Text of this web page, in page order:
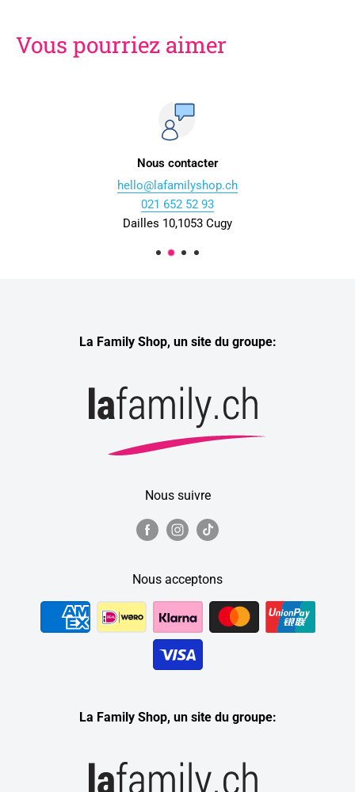
Vous pourriez aimer
Nous contacter
hello@lafamilyshop.ch
021 652 52 93
Dailles 10,1053 Cugy
La Family Shop, un site du groupe:
Nous suivre
Nous acceptons
La Family Shop, un site du groupe: